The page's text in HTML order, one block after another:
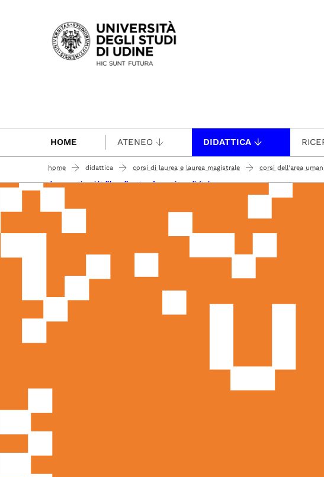
Passa al contenuto principale
HOME ATENEO DIDATTICA
home didattica corsi di laurea e laurea magistrale corsi dell'area
documenti vari lt filosofia e trasformazione digitale